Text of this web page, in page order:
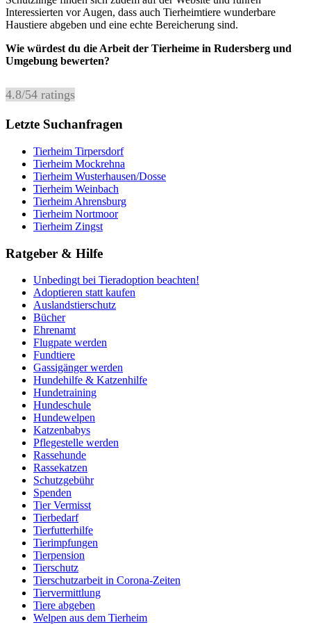
Interessierten vor Augen, dass auch Tierheimtiere wunderbare
Haustiere abgeben und eine echte Bereicherung sind.
Wie würdest du die Arbeit der Tierheime in Rudersberg und
Umgebung bewerten?
4.8/54 ratings
Letzte Suchanfragen
Tierheim Tirpersdorf
Tierheim Mockrehna
Tierheim Wusterhausen/Dosse
Tierheim Weinbach
Tierheim Ahrensburg
Tierheim Nortmoor
Tierheim Zingst
Ratgeber & Hilfe
Unbedingt bei Tieradoption beachten!
Adoptieren statt kaufen
Auslandstierschutz
Bücher
Ehrenamt
Flugpate werden
Fundtiere
Gassigänger werden
Hundehilfe & Katzenhilfe
Hundetraining
Hundeschule
Hundewelpen
Katzenbabys
Pflegestelle werden
Rassehunde
Rassekatzen
Schutzgebühr
Spenden
Tier Vermisst
Tierbedarf
Tierfutterhilfe
Tierimpfungen
Tierpension
Tierschutz
Tierschutzarbeit in Corona-Zeiten
Tiervermittlung
Tiere abgeben
Welpen aus dem Tierheim